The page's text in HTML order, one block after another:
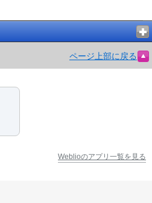
ページ上部に戻る
Weblioのアプリ一覧を見る